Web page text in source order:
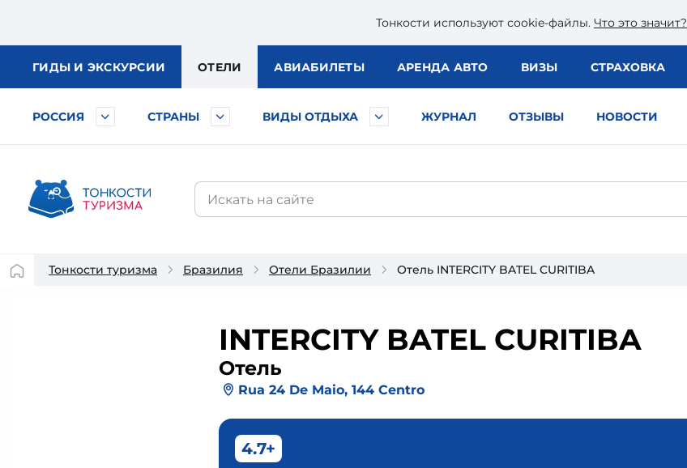
Тонкости используют сookie-файлы. Что это значит?
ГИДЫ И ЭКСКУРСИИ ОТЕЛИ АВИАБИЛЕТЫ АРЕНДА АВТО ВИЗЫ СТРАХОВКА
РОССИЯ СТРАНЫ ВИДЫ ОТДЫХА ЖУРНАЛ ОТЗЫВЫ НОВОСТИ
Тонкости туризма Бразилия Отели Бразилии Отель INTERCITY BATEL CURITIBA
INTERCITY BATEL CURITIBA
Отель
Rua 24 De Maio, 144 Centro
4.7+